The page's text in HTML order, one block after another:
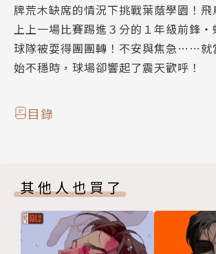
牌荒木缺席的情況下挑戰葉蔭學園！
上上一場比賽踢進３分的１年級前鋒
球隊被耍得團團轉！不安與焦急……就
始不穩時，球場卻響起了震天歡呼！
目錄
其他人也買了